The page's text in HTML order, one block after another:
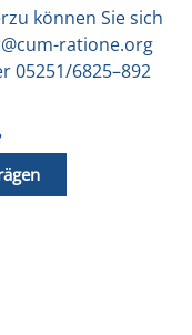
kön­nen Sie sich
ratione.org
05251/6825–892